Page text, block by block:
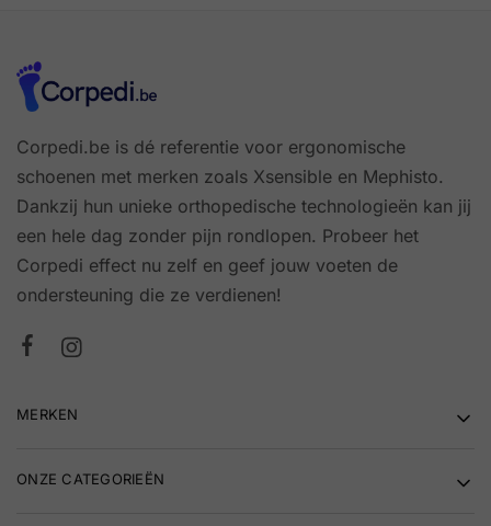
Corpedi.be is dé referentie voor ergonomische
schoenen met merken zoals Xsensible en Mephisto.
Dankzij hun unieke orthopedische technologieën kan jij
een hele dag zonder pijn rondlopen. Probeer het
Corpedi effect nu zelf en geef jouw voeten de
ondersteuning die ze verdienen!
MERKEN
ONZE CATEGORIEËN